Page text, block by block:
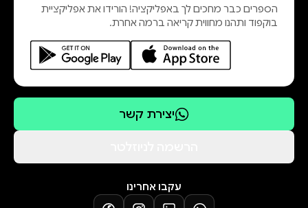
הספרים כבר מחכים לך באפליקציה! הורידו את אפליקציית
בוקפוד ותהנו מחווית קריאה ברמה אחרת.
יצירת קשר
עקבו אחרינו